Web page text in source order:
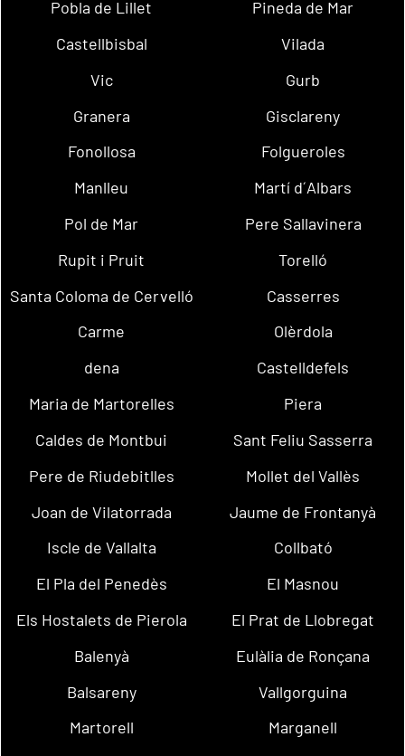
Pobla de Lillet
Pineda de Mar
Castellbisbal
Vilada
Vic
Gurb
Granera
Gisclareny
Fonollosa
Folgueroles
Manlleu
Martí d´Albars
Pol de Mar
Pere Sallavinera
Rupit i Pruit
Torelló
Santa Coloma de Cervelló
Casserres
Carme
Olèrdola
dena
Castelldefels
Maria de Martorelles
Piera
Caldes de Montbui
Sant Feliu Sasserra
Pere de Riudebitlles
Mollet del Vallès
Joan de Vilatorrada
Jaume de Frontanyà
Iscle de Vallalta
Collbató
El Pla del Penedès
El Masnou
Els Hostalets de Pierola
El Prat de Llobregat
Balenyà
Eulàlia de Ronçana
Balsareny
Vallgorguina
Martorell
Marganell